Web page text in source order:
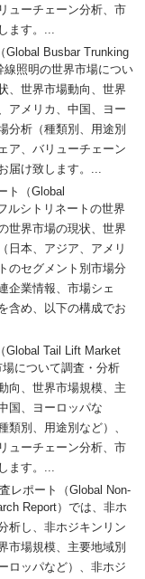
ューチェーン分析、市
ます。...
Global Busbar Trunking
照明の世界市場につい
、世界市場動向、世界
アメリカ、中国、ヨー
分析（種類別、用途別
ア、バリューチェーン
届け致します。...
ト（Global
ルシトリネートの世界
世界市場の現状、世界
日本、アジア、アメリ
のセグメント別市場分
企業情報、市場シェ
含め、以下の構成でお
Global Tail Lift Market
について調査・分析
向、世界市場規模、主
国、ヨーロッパな
別、用途別など）、
ューチェーン分析、市
ます。...
レポート（Global Non-
Report）では、非ホ
析し、非ホジキンリン
市場規模、主要地域別
ロッパなど）、非ホジ